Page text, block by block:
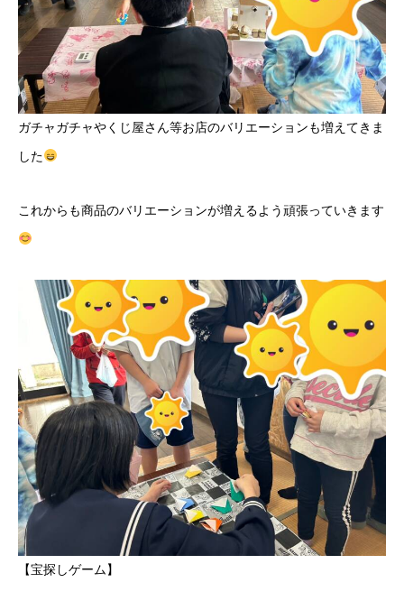
ガチャガチャやくじ屋さん等お店のバリエーションも増えてきま
した
これからも商品のバリエーションが増えるよう頑張っていきます
【宝探しゲーム】